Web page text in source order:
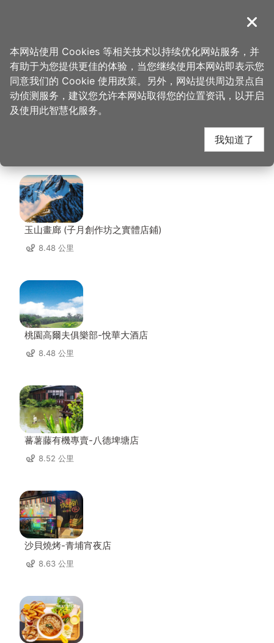
導覽
首页 > 想去的地方 > 美食、购物 > 紫竹林养生芦荟园
紫竹林养生芦荟园 周边
店家
玉山畫廊 (子月創作坊之實體店鋪)
8.48 公里
桃園高爾夫俱樂部-悅華大酒店
8.48 公里
蕃薯藤有機專賣-八德埤塘店
8.52 公里
沙貝燒烤-青埔宵夜店
8.63 公里
关闭
本网站使用 Cookies 等相关技术以持续优化网站服务，并
有助于为您提供更佳的体验，当您继续使用本网站即表示您
同意我们的 Cookie 使用政策。另外，网站提供周边景点自
动侦测服务，建议您允许本网站取得您的位置资讯，以开启
及使用此智慧化服务。
我知道了